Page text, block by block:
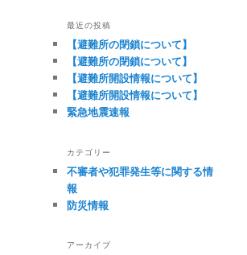
最近の投稿
【避難所の閉鎖について】
【避難所の閉鎖について】
【避難所開設情報について】
【避難所開設情報について】
緊急地震速報
カテゴリー
不審者や犯罪発生等に関する情
報
防災情報
アーカイブ